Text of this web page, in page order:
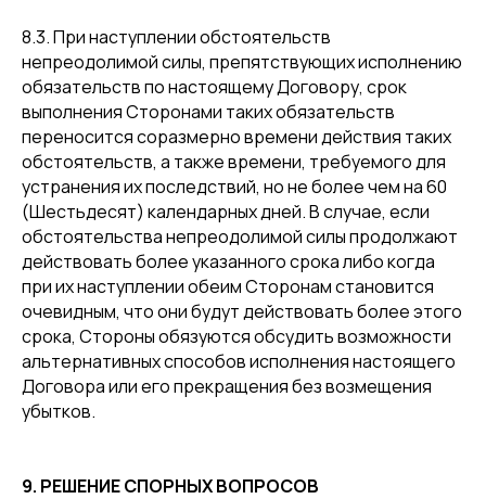
8.3. При наступлении обстоятельств
непреодолимой силы, препятствующих исполнению
обязательств по настоящему Договору, срок
выполнения Сторонами таких обязательств
переносится соразмерно времени действия таких
обстоятельств, а также времени, требуемого для
устранения их последствий, но не более чем на 60
(Шестьдесят) календарных дней. В случае, если
обстоятельства непреодолимой силы продолжают
действовать более указанного срока либо когда
при их наступлении обеим Сторонам становится
очевидным, что они будут действовать более этого
срока, Стороны обязуются обсудить возможности
альтернативных способов исполнения настоящего
Договора или его прекращения без возмещения
убытков.
9. РЕШЕНИЕ СПОРНЫХ ВОПРОСОВ